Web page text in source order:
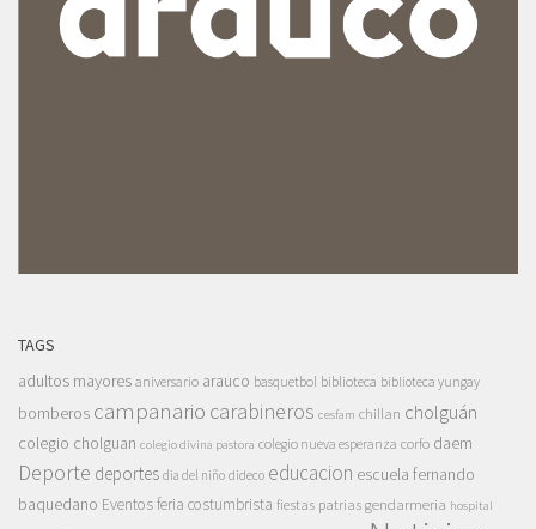
TAGS
adultos mayores aniversario arauco basquetbol biblioteca biblioteca yungay
bomberos campanario carabineros cesfam chillan cholguán
colegio cholguan colegio divina pastora colegio nueva esperanza corfo daem
Deporte deportes dia del niño dideco educacion escuela fernando
baquedano Eventosferia costumbrista fiestas patrias gendarmeria hospital